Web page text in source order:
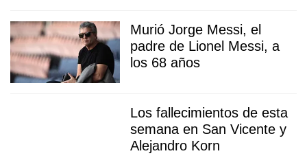
Murió Jorge Messi, el
padre de Lionel Messi, a
los 68 años
Los fallecimientos de esta
semana en San Vicente y
Alejandro Korn